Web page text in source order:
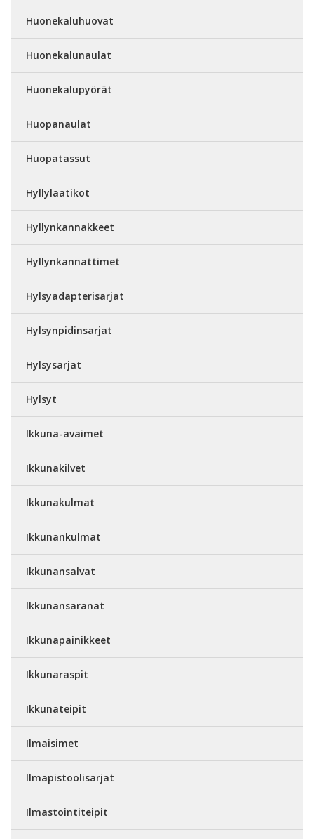
Huonekaluhuovat
Huonekalunaulat
Huonekalupyörät
Huopanaulat
Huopatassut
Hyllylaatikot
Hyllynkannakkeet
Hyllynkannattimet
Hylsyadapterisarjat
Hylsynpidinsarjat
Hylsysarjat
Hylsyt
Ikkuna-avaimet
Ikkunakilvet
Ikkunakulmat
Ikkunankulmat
Ikkunansalvat
Ikkunansaranat
Ikkunapainikkeet
Ikkunaraspit
Ikkunateipit
Ilmaisimet
Ilmapistoolisarjat
Ilmastointiteipit